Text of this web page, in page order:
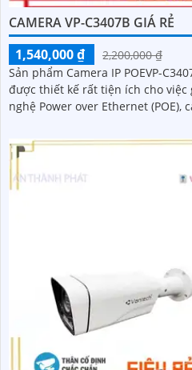
CAMERA VP-C3407B GIÁ RẺ
1,540,000 ₫
2,200,000 ₫
Sản phẩm Camera IP POEVP-
được thiết kế rất tiện ích cho việc giám
nghệ Power over Ethernet (POE),